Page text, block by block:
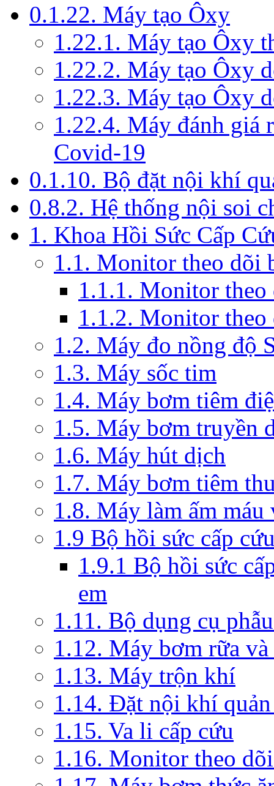
0.1.22. Máy tạo Ôxy
1.22.1. Máy tạo Ôxy
1.22.2. Máy tạo Ôxy
1.22.3. Máy tạo Ôxy
1.22.4. Máy đánh giá
Covid-19
0.1.10. Bộ đặt nội khí
0.8.2. Hệ thống nội soi
1. Khoa Hồi Sức Cấp
1.1. Monitor theo dõi
1.1.1. Monitor theo
1.1.2. Monitor
1.2. Máy đo nồng độ
1.3. Máy sốc tim
1.4. Máy bơm tiêm
1.5. Máy bơm truyền
1.6. Máy hút dịch
1.7. Máy bơm tiêm
1.8. Máy làm ấm
1.9 Bộ hồi sức cấp
1.9.1 Bộ hồi sức
em
1.11. Bộ dụng cụ
1.12. Máy bơm rữa
1.13. Máy trộn khí
1.14. Đặt nội khí
1.15. Va li cấp cứu
1.16. Monitor theo